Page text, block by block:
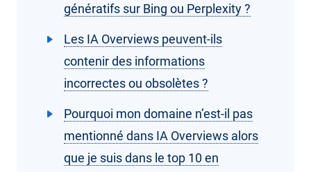
génératifs sur Bing ou Perplexity ?
Les IA Overviews peuvent-ils
contenir des informations
incorrectes ou obsolètes ?
Pourquoi mon domaine n’est-il pas
mentionné dans IA Overviews alors
que je suis dans le top 10 en